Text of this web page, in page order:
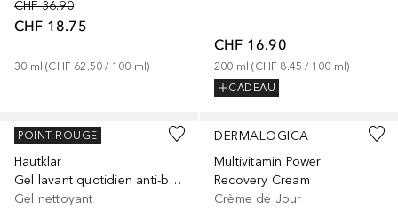
CHF 36.90
CHF 18.75
30 ml (CHF 62.50 / 100 ml)
CHF 16.90
200 ml (CHF 8.45 / 100 ml)
CADEAU
GARNIER
Hautklar
Gel lavant quotidien anti-boutons
Gel nettoyant
POINT ROUGE
DERMALOGICA
Multivitamin Power
Recovery Cream
Crème de Jour